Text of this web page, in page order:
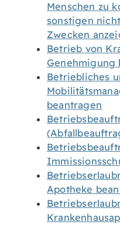
Menschen zu
sonstigen
Zwecken
Betrieb von
Genehmigung
Betriebliches
beantragen
Apotheke